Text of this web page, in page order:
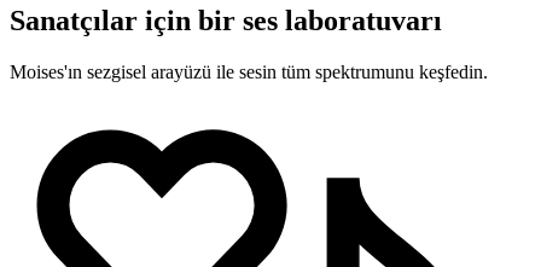
Sanatçılar için bir ses laboratuvarı
Moises'ın sezgisel arayüzü ile sesin tüm spektrumunu keşfedin.